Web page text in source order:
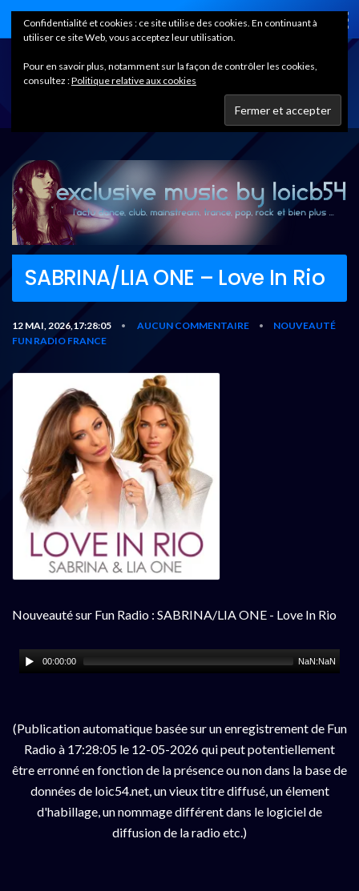
Home
SABRINA/LIA ONE – Love In Rio
12 MAI, 2026,17:28:05 • AUCUN COMMENTAIRE •
NOUVEAUTÉ
FUN RADIO FRANCE
Nouveauté sur Fun Radio : SABRINA/LIA ONE - Love In Rio
00:00:00 NaN:NaN
(Publication automatique basée sur un enregistrement de Fun
Radio à 17:28:05 le 12-05-2026 qui peut potentiellement
être erronné en fonction de la présence ou non dans la base de
données de loic54.net, un vieux titre diffusé, un élement
d'habillage, un nommage différent dans le logiciel de
diffusion de la radio etc.)
Confidentialité et cookies : ce site utilise des cookies. En continuant à
utiliser ce site Web, vous acceptez leur utilisation.
Pour en savoir plus, notamment sur la façon de contrôler les cookies,
consultez :Politique relative aux cookies